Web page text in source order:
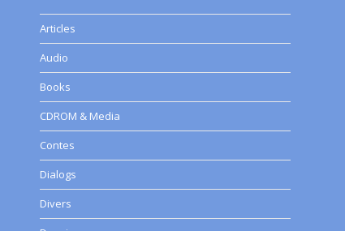
Articles
Audio
Books
CDROM & Media
Contes
Dialogs
Divers